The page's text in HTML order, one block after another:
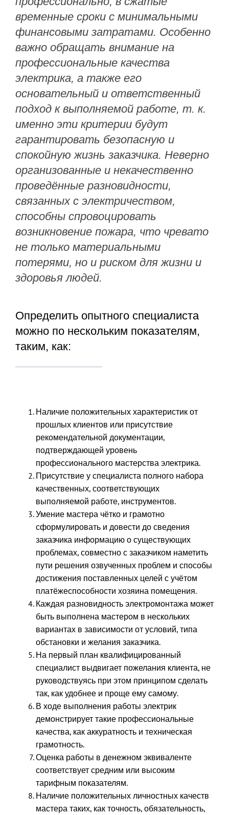
временные сроки с минимальными
финансовыми затратами. Особенно
важно обращать внимание на
профессиональные качества
электрика, а также его
основательный и ответственный
подход к выполняемой работе, т. к.
именно эти критерии будут
гарантировать безопасную и
спокойную жизнь заказчика. Неверно
организованные и некачественно
проведённые разновидности,
связанных с электричеством,
способны спровоцировать
возникновение пожара, что чревато
не только материальными
потерями, но и риском для жизни и
здоровья людей.
Определить опытного специалиста
можно по нескольким показателям,
таким, как:
Наличие положительных характеристик от
прошлых клиентов или присутствие
рекомендательной документации,
подтверждающей уровень
профессионального мастерства электрика.
Присутствие у специалиста полного набора
качественных, соответствующих
выполняемой работе, инструментов.
Умение мастера чётко и грамотно
сформулировать и довести до сведения
заказчика информацию о существующих
проблемах, совместно с заказчиком наметить
пути решения озвученных проблем и способы
достижения поставленных целей с учётом
платёжеспособности хозяина помещения.
Каждая разновидность электромонтажа может
быть выполнена мастером в нескольких
вариантах в зависимости от условий, типа
обстановки и желания заказчика.
На первый план квалифицированный
специалист выдвигает пожелания клиента, не
руководствуясь при этом принципом сделать
так, как удобнее и проще ему самому.
В ходе выполнения работы электрик
демонстрирует такие профессиональные
качества, как аккуратность и техническая
грамотность.
Оценка работы в денежном эквиваленте
соответствует средним или высоким
тарифным показателям.
Наличие положительных личностных качеств
мастера таких, как точность, обязательность,